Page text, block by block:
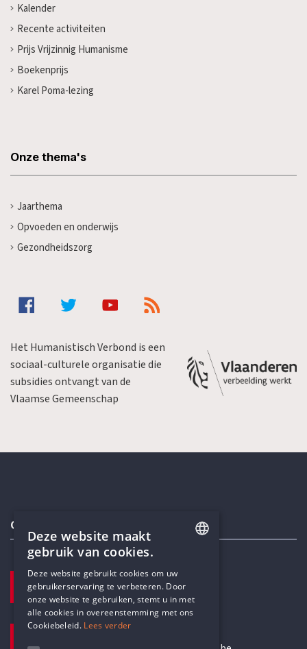
Kalender
Recente activiteiten
Prijs Vrijzinnig Humanisme
Boekenprijs
Karel Poma-lezing
Onze thema's
Jaarthema
Opvoeden en onderwijs
Gezondheidszorg
Het Humanistisch Verbond is een
sociaal-culturele organisatie die
subsidies ontvangt van de
Vlaamse Gemeenschap
Contactgegevens
TELEFOON
+32 3 233 70 32
E-MAILADRES
DUTCH
Deze website maakt
gebruik van cookies.
Deze website gebruikt cookies om uw
gebruikerservaring te verbeteren. Door
onze website te gebruiken, stemt u in met
alle cookies in overeenstemming met ons
Cookiebeleid. Lees verder